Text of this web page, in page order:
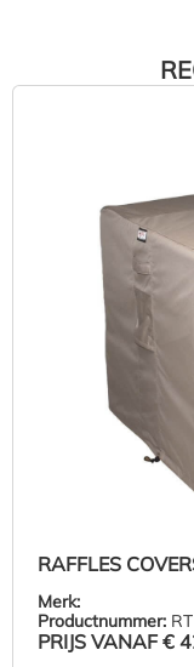
RAFFLES
Merk:
Productnummer: RT
PRIJS VANAF €